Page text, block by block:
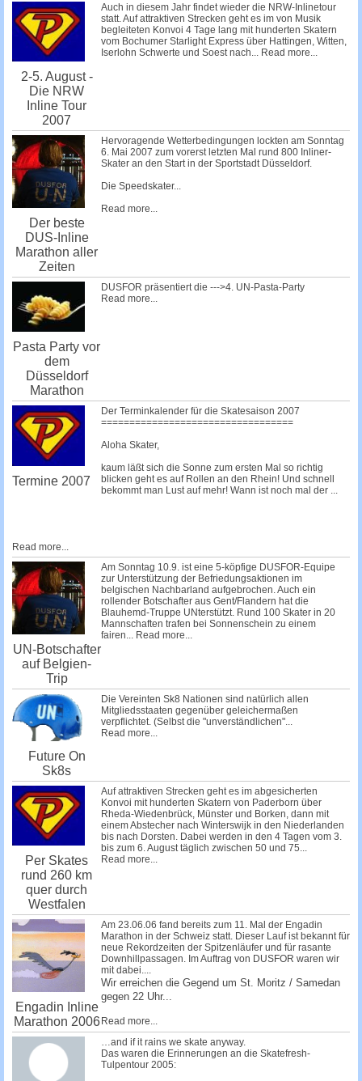
2-5. August -
Die NRW
Inline Tour
2007
Auch in diesem Jahr findet wieder die NRW-Inlinetour
statt. Auf attraktiven Strecken geht es im von Musik
begleiteten Konvoi 4 Tage lang mit hunderten Skatern
vom Bochumer Starlight Express über Hattingen, Witten,
Iserlohn Schwerte und Soest nach... Read more...
Der beste
DUS-Inline
Marathon aller
Zeiten
Hervoragende Wetterbedingungen lockten am Sonntag
6. Mai 2007 zum vorerst letzten Mal rund 800 Inliner-
Skater an den Start in der Sportstadt Düsseldorf.
Die Speedskater...
Read more...
Pasta Party vor
dem
Düsseldorf
Marathon
DUSFOR präsentiert die --->4. UN-Pasta-Party
Read more...
Termine 2007
Der Terminkalender für die Skatesaison 2007
==================================
Aloha Skater,
kaum läßt sich die Sonne zum ersten Mal so richtig
blicken geht es auf Rollen an den Rhein! Und schnell
bekommt man Lust auf mehr! Wann ist noch mal der ...
Read more...
UN-Botschafter
auf Belgien-
Trip
Am Sonntag 10.9. ist eine 5-köpfige DUSFOR-Equipe
zur Unterstützung der Befriedungsaktionen im
belgischen Nachbarland aufgebrochen. Auch ein
rollender Botschafter aus Gent/Flandern hat die
Blauhemd-Truppe UNterstützt. Rund 100 Skater in 20
Mannschaften trafen bei Sonnenschein zu einem
fairen... Read more...
Future On
Sk8s
Die Vereinten Sk8 Nationen sind natürlich allen
Mitgliedsstaaten gegenüber geleichermaßen
verpflichtet. (Selbst die "unverständlichen"...
Read more...
Per Skates
rund 260 km
quer durch
Westfalen
Auf attraktiven Strecken geht es im abgesicherten
Konvoi mit hunderten Skatern von Paderborn über
Rheda-Wiedenbrück, Münster und Borken, dann mit
einem Abstecher nach Winterswijk in den Niederlanden
bis nach Dorsten. Dabei werden in den 4 Tagen vom 3.
bis zum 6. August täglich zwischen 50 und 75...
Read more...
Engadin Inline
Marathon 2006
Am 23.06.06 fand bereits zum 11. Mal der Engadin
Marathon in der Schweiz statt. Dieser Lauf ist bekannt für
neue Rekordzeiten der Spitzenläufer und für rasante
Downhillpassagen. Im Auftrag von DUSFOR waren wir
mit dabei....
Wir erreichen die Gegend um St. Moritz / Samedan
gegen 22 Uhr...
Read more...
…and if it rains we skate anyway.
Das waren die Erinnerungen an die Skatefresh-
Tulpentour 2005: